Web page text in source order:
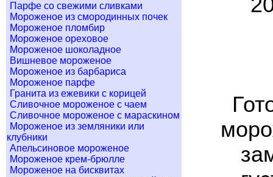
Парфе со свежими сливками
Мороженое из смородинных почек
Мороженое пломбир
Мороженое ореховое
Мороженое шоколадное
Вишневое мороженое
Мороженое из барбариса
Мороженое парфе
Гранита из ежевики с корицей
Сливочное мороженое с чаем
Сливочное мороженое с мараскином
Мороженое из земляники или
клубники
Апельсиновое мороженое
Мороженое крем-брюлле
Мороженое на бисквитах